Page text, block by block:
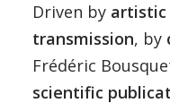
Driven by artistic
transmission, by
Frédéric
scientific